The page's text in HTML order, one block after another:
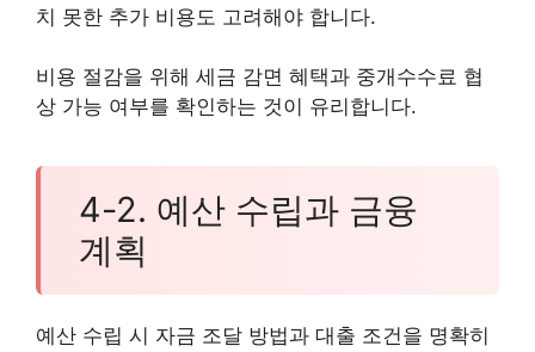
치 못한 추가 비용도 고려해야 합니다.
비용 절감을 위해 세금 감면 혜택과 중개수수료 협
상 가능 여부를 확인하는 것이 유리합니다.
4-2. 예산 수립과 금융
계획
예산 수립 시 자금 조달 방법과 대출 조건을 명확히